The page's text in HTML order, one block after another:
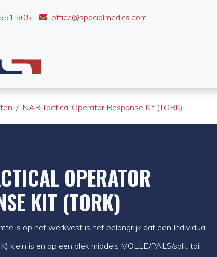
505 office@specialmedics.com
NAR Tactical Operator Response Kit (TORK)
OPERATOR
KIT (TORK)
is op het werkvest is het belangrijk dat een Individual
klein is en op een plek middels MOLLE/PALS/split tail